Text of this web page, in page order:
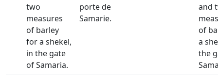
two
measures
of barley
for a shekel,
in the gate
of Samaria.
porte de
Samarie.
and
of
a
the